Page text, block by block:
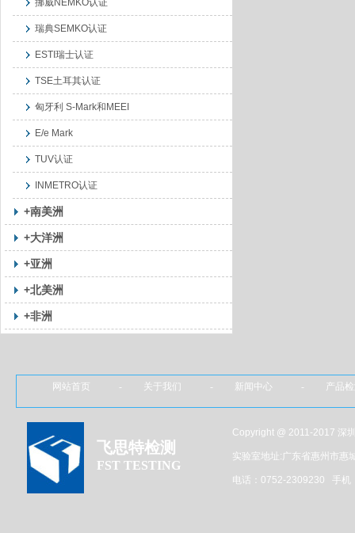
挪威NEMKO认证
瑞典SEMKO认证
ESTI瑞士认证
TSE土耳其认证
匈牙利 S-Mark和MEEI
E/e Mark
TUV认证
INMETRO认证
+南美洲
+大洋洲
+亚洲
+北美洲
+非洲
Copyright @ 2011-2017 深
实验室地址:广东省惠州市惠
电话：0752-2309230 手
网站首页 - 关于我们 - 新闻中心 - 产品
飞思特检测
FST TESTING